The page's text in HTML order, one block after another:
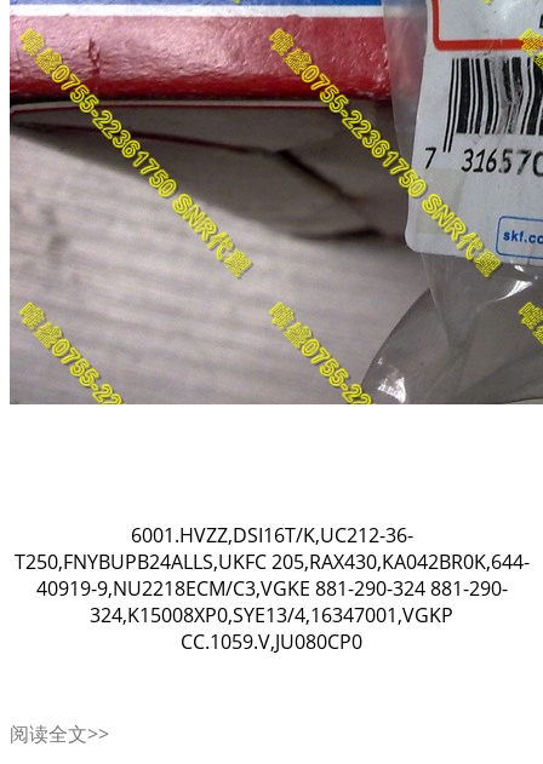
6001.HVZZ,DSI16T/K,UC212-36-
T250,FNYBUPB24ALLS,UKFC 205,RAX430,KA042BR0K,644-
40919-9,NU2218ECM/C3,VGKE 881-290-324 881-290-
324,K15008XP0,SYE13/4,16347001,VGKP
CC.1059.V,JU080CP0
阅读全文>>